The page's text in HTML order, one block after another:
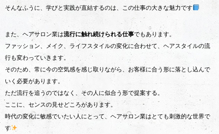
そんなふうに、学びと実践が直結するのは、この仕事の大きな魅力です
また、ヘアサロン業は流行に触れ続けられる仕事でもあります。
ファッション、メイク、ライフスタイルの変化に合わせて、ヘアスタイルの流
行も変わっていきます。
そのため、常に今の空気感を感じ取りながら、お客様に合う形に落とし込んで
いく必要があります。
ただ流行を追うのではなく、その人に似合う形で提案する。
ここに、センスの見せどころがあります。
時代の変化に敏感でいたい人にとって、ヘアサロン業はとても刺激的な世界で
す